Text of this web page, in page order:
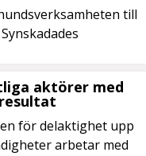
till
aktörer med
för delaktighet upp
arbetar med